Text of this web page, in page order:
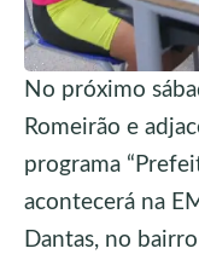
No próximo
Romeirão e
programa
acontecerá na
Dantas, no